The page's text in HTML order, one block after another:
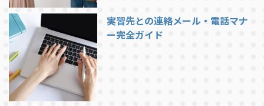
実習先との連絡メール・電話マナ
ー完全ガイド